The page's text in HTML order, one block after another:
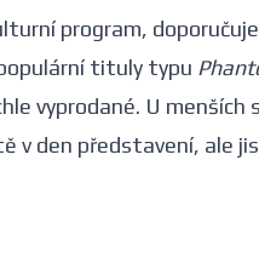
program,
tituly typu
vyprodané. U menších
v den představení, ale